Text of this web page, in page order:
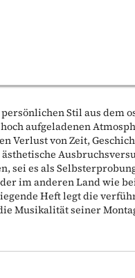
Stil aus dem
aufgeladenen
Verlust von Zeit,
sei es als
im anderen Land wie
Heft legt die
Musikalität seiner